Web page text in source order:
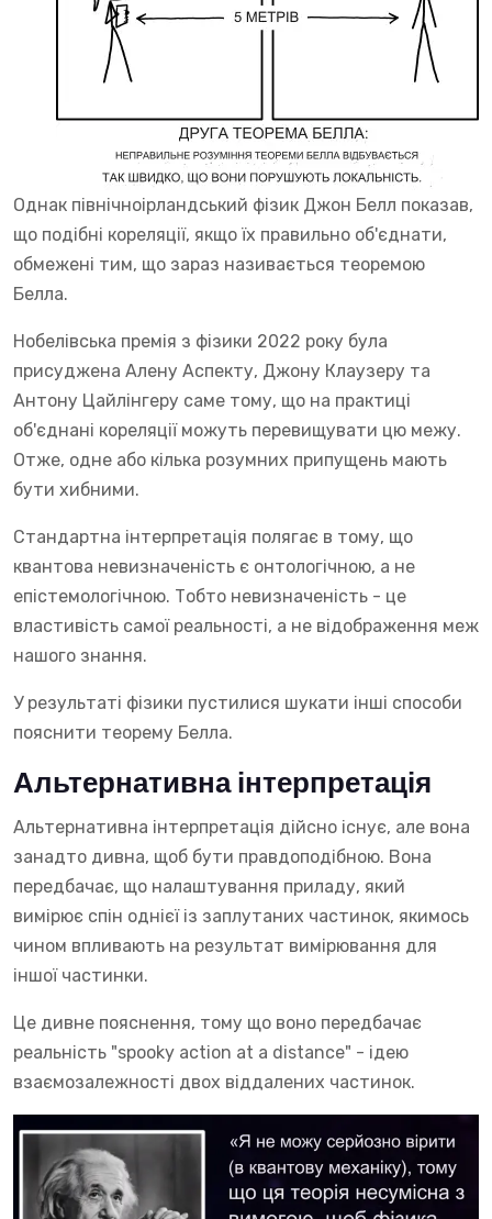
Однак північноірландський фізик Джон Белл показав,
що подібні кореляції, якщо їх правильно об'єднати,
обмежені тим, що зараз називається теоремою
Белла.
Нобелівська премія з фізики 2022 року була
присуджена Алену Аспекту, Джону Клаузеру та
Антону Цайлінгеру саме тому, що на практиці
об'єднані кореляції можуть перевищувати цю межу.
Отже, одне або кілька розумних припущень мають
бути хибними.
Стандартна інтерпретація полягає в тому, що
квантова невизначеність є онтологічною, а не
епістемологічною. Тобто невизначеність - це
властивість самої реальності, а не відображення меж
нашого знання.
У результаті фізики пустилися шукати інші способи
пояснити теорему Белла.
Альтернативна інтерпретація
Альтернативна інтерпретація дійсно існує, але вона
занадто дивна, щоб бути правдоподібною. Вона
передбачає, що налаштування приладу, який
вимірює спін однієї із заплутаних частинок, якимось
чином впливають на результат вимірювання для
іншої частинки.
Це дивне пояснення, тому що воно передбачає
реальність "spooky action at a distance" - ідею
взаємозалежності двох віддалених частинок.